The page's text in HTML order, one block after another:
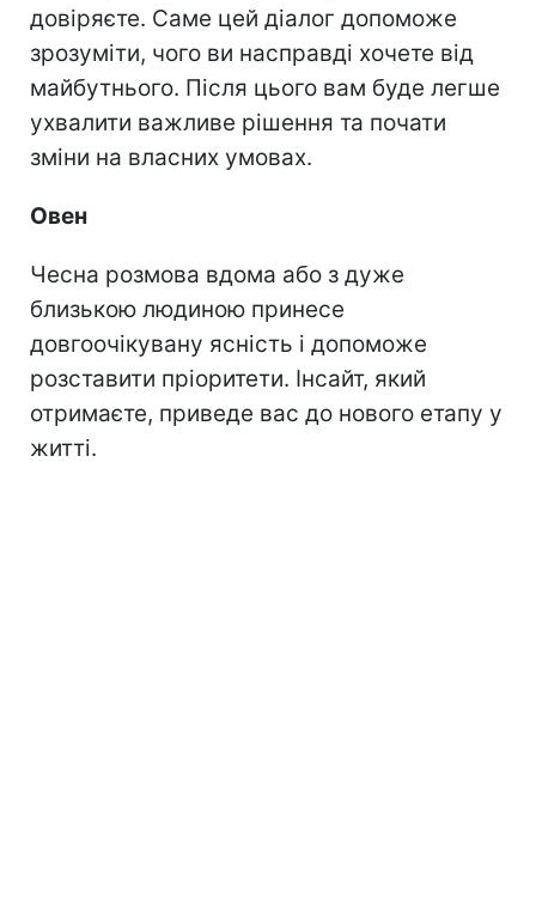
довіряєте. Саме цей діалог допоможе
зрозуміти, чого ви насправді хочете від
майбутнього. Після цього вам буде легше
ухвалити важливе рішення та почати
зміни на власних умовах.
Овен
Чесна розмова вдома або з дуже
близькою людиною принесе
довгоочікувану ясність і допоможе
розставити пріоритети. Інсайт, який
отримаєте, приведе вас до нового етапу у
житті.